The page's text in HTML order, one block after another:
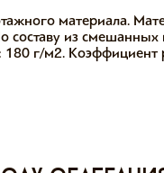
материала.
из смешанных
180 г/м2. Коэффициент